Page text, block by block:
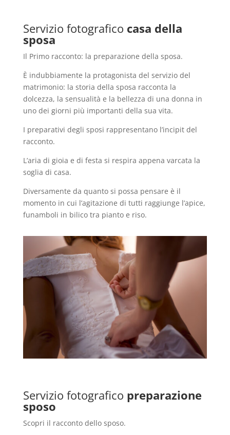
Servizio fotografico casa della
sposa
Il Primo racconto: la preparazione della sposa.
È indubbiamente la protagonista del servizio del
matrimonio: la storia della sposa racconta la
dolcezza, la sensualità e la bellezza di una donna in
uno dei giorni più importanti della sua vita.
I preparativi degli sposi rappresentano l’incipit del
racconto.
L’aria di gioia e di festa si respira appena varcata la
soglia di casa.
Diversamente da quanto si possa pensare è il
momento in cui l’agitazione di tutti raggiunge l’apice,
funamboli in bilico tra pianto e riso.
Servizio fotografico preparazione
sposo
Scopri il racconto dello sposo.